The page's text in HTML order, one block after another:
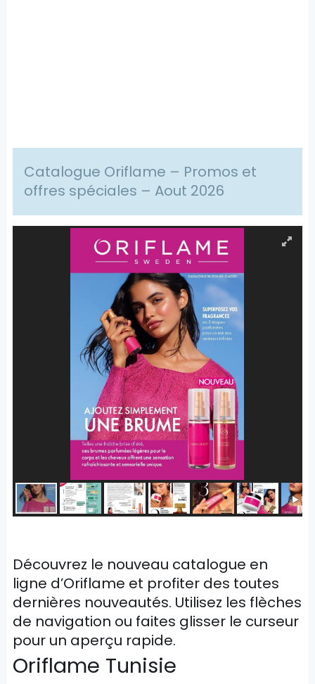
Catalogue Oriflame – Promos et
offres spéciales – Aout 2026
Découvrez le nouveau catalogue en
ligne d’Oriflame et profiter des toutes
dernières nouveautés. Utilisez les flèches
de navigation ou faites glisser le curseur
pour un aperçu rapide.
Oriflame Tunisie